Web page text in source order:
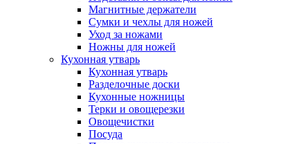
Магнитные держатели
Сумки и чехлы для ножей
Уход за ножами
Ножны для ножей
Кухонная утварь
Кухонная утварь
Разделочные доски
Кухонные ножницы
Терки и овощерезки
Овощечистки
Посуда